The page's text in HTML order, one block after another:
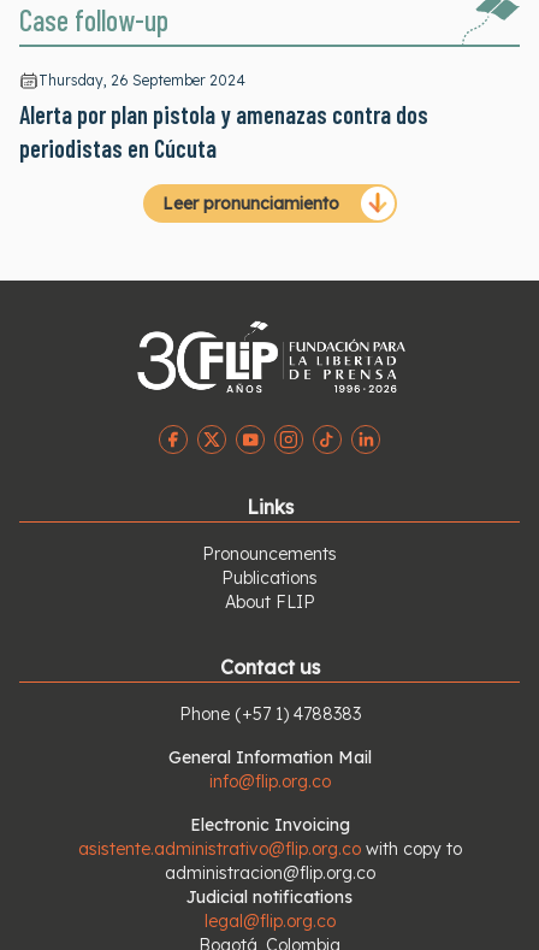
Case follow-up
Thursday, 26 September 2024
Alerta por plan pistola y amenazas contra dos
periodistas en Cúcuta
Leer pronunciamiento
Links
Pronouncements
Publications
About FLIP
Contact us
Phone (+57 1) 4788383
General Information Mail
info@flip.org.co
Electronic Invoicing
asistente.administrativo@flip.org.co with copy to
administracion@flip.org.co
Judicial notifications
legal@flip.org.co
Bogotá, Colombia